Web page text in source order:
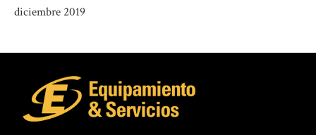
diciembre 2019